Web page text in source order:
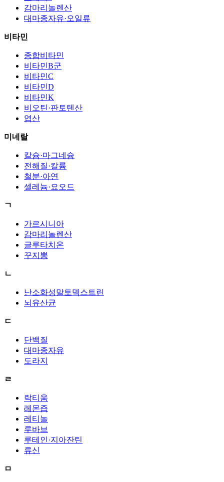
감마리놀렌산
대마종자유·오일류
비타민
종합비타민
비타민B군
비타민C
비타민D
비타민K
비오틴·판토텐산
엽산
미네랄
칼슘·마그네슘
전해질·칼륨
철분·아연
셀레늄·요오드
ㄱ
가르시니아
감마리놀렌산
글루타치온
꾸지뽕
ㄴ
난소화성말토덱스트린
뇌유산균
ㄷ
단백질
대마종자유
도라지
ㄹ
락티움
레몬즙
레티놀
루바브
루테인·지아잔틴
류신
ㅁ